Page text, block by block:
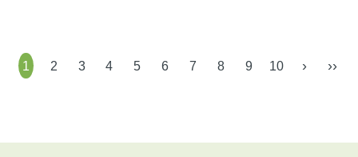
1 2 3 4 5 6 7 8 9 10 › ››